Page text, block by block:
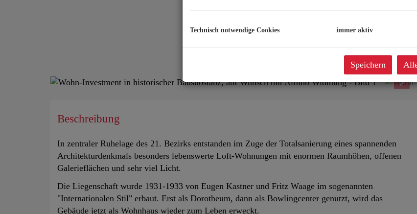
Beschreibung
In zentraler Ruhelage des 21. Bezirks entstanden im Zuge der Totalsanierung eines spannenden
Architekturdenkmals besonders lebenswerte Loft‐Wohnungen mit enormen Raumhöhen, offenen
Galerieflächen und sehr viel Licht.
Die Liegenschaft wurde 1931-1933 von Eugen Kastner und Fritz Waage im sogenannten
"Internationalen Stil" erbaut. Erst als Dorotheum, dann als Bowlingcenter genutzt, wird das
Gebäude jetzt als Wohnhaus wieder zum Leben erweckt.
Technisch notwendige Cookies immer aktiv
Speichern